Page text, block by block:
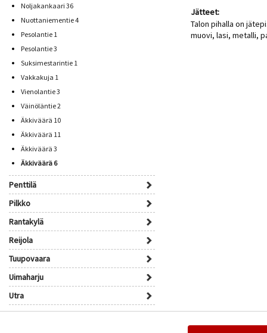
Noljakankaari 36
Nuottaniementie 4
Pesolantie 1
Pesolantie 3
Suksimestarintie 1
Vakkakuja 1
Vienolantie 3
Väinöläntie 2
Äkkiväärä 10
Äkkiväärä 11
Äkkiväärä 3
Äkkiväärä 6
Penttilä
Pilkko
Rantakylä
Reijola
Tuupovaara
Uimaharju
Utra
Jätteet:
Talon pihalla on
muovi, lasi, metalli,